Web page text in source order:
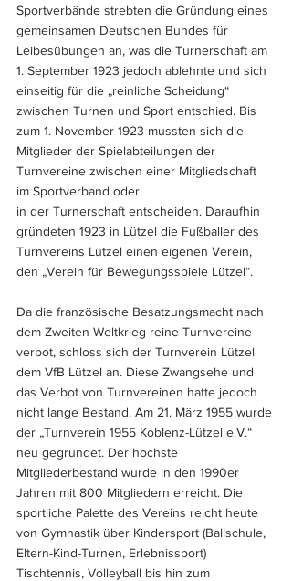
Sportverbände strebten die Gründung eines
gemeinsamen Deutschen Bundes für
Leibesübungen an, was die Turnerschaft am
1. September 1923 jedoch ablehnte und sich
einseitig für die „reinliche Scheidung“
zwischen Turnen und Sport entschied. Bis
zum 1. November 1923 mussten sich die
Mitglieder der Spielabteilungen der
Turnvereine zwischen einer Mitgliedschaft
im Sportverband oder
in der Turnerschaft entscheiden. Daraufhin
gründeten 1923 in Lützel die Fußballer des
Turnvereins Lützel einen eigenen Verein,
den „Verein für Bewegungsspiele Lützel“.
Da die französische Besatzungsmacht nach
dem Zweiten Weltkrieg reine Turnvereine
verbot, schloss sich der Turnverein Lützel
dem VfB Lützel an. Diese Zwangsehe und
das Verbot von Turnvereinen hatte jedoch
nicht lange Bestand. Am 21. März 1955 wurde
der „Turnverein 1955 Koblenz-Lützel e.V.“
neu gegründet. Der höchste
Mitgliederbestand wurde in den 1990er
Jahren mit 800 Mitgliedern erreicht. Die
sportliche Palette des Vereins reicht heute
von Gymnastik über Kindersport (Ballschule,
Eltern-Kind-Turnen, Erlebnissport)
Tischtennis, Volleyball bis hin zum